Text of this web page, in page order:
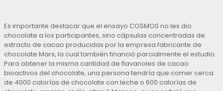
Es importante destacar que el ensayo COSMOS no les dio
chocolate a los participantes, sino cápsulas concentradas de
extracto de cacao producidas por la empresa fabricante de
chocolate Mars, la cual también financió parcialmente el estudio.
Para obtener la misma cantidad de flavanoles de cacao
bioactivos del chocolate, una persona tendría que comer cerca
de 4000 calorías de chocolate con leche o 600 calorías de